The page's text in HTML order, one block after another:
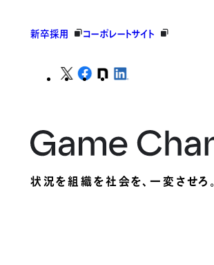
新卒採用 コーポレートサイト
状況を組織を社会を、一変させろ。